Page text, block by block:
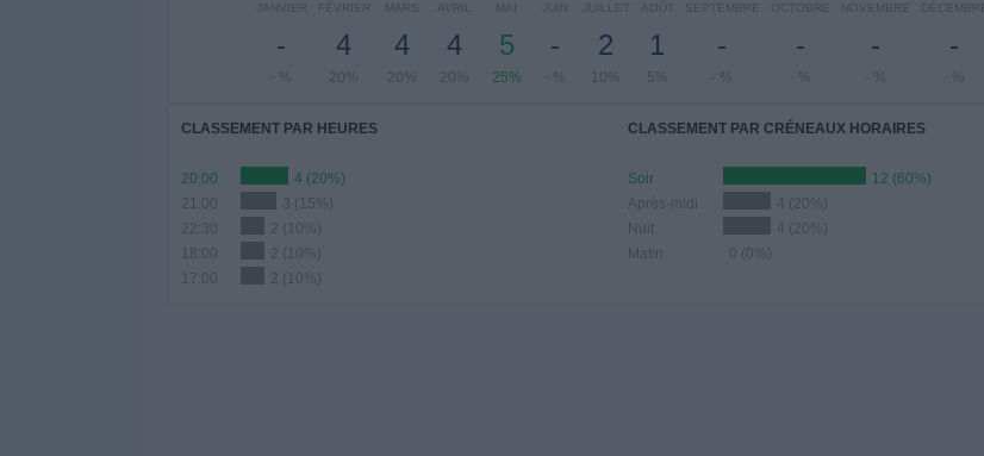
JANVIER
-
- %
FÉVRIER
4
20%
MARS
4
20%
AVRIL
4
20%
MAI
5
25%
JUIN
-
- %
JUILLET
2
10%
AOÛT
1
5%
SEPTEMBRE
-
- %
OCTOBRE
-
- %
NOVEMBRE
-
- %
DÉCEMBRE
-
- %
CLASSEMENT PAR HEURES
20:00
4 (20%)
21:00
3 (15%)
22:30
2 (10%)
18:00
2 (10%)
17:00
2 (10%)
CLASSEMENT PAR CRÉNEAUX HORAIRES
Soir
12 (60%)
Après-midi
4 (20%)
Nuit
4 (20%)
Matin
0 (0%)